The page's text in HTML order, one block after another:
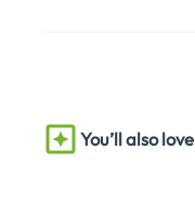
You’ll also love